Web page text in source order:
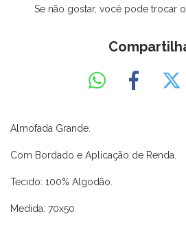
Se não gostar, você pode trocar
Almofada Grande.
Com Bordado e Aplicação de Renda.
Tecido: 100% Algodão.
Medida: 70x50